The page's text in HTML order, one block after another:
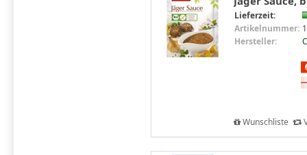
Lieferzeit:
Artikelnummer:
Hersteller:
Wunschliste